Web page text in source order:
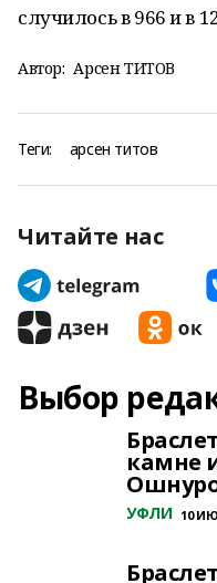
случилось в 966 и в
Автор: Арсен ТИТОВ
Теги: арсен титов
Читайте нас
Выбор
камне
УФЛИ 10